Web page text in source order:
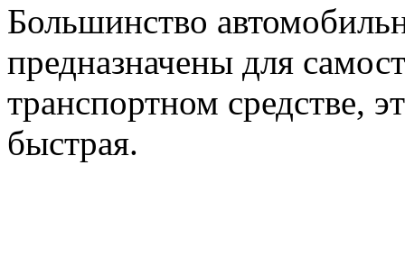
Большинство
предназначены для
транспортном средстве,
быстрая.